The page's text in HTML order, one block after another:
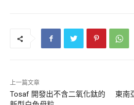
上一篇文章
Tosaf 開發出不含二氧化鈦的
東南